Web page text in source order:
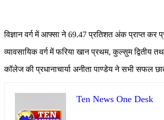
विज्ञान वर्ग में आफ्सा ने 69.47 प्रतिशत अंक प्राप्त कर
व्यावसायिक वर्ग में फरिया खान प्रथम, कुल्सुम द्वितीय
कॉलेज की प्रधानाचार्या अनीता पाण्डेय ने सभी सफल
Ten News One Desk